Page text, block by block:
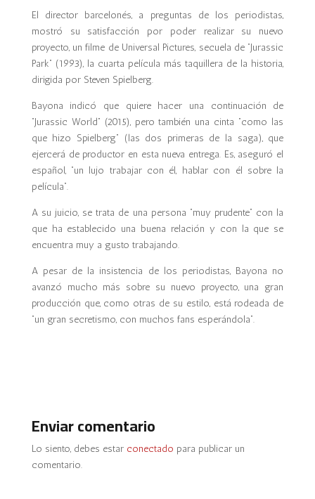
El director barcelonés, a preguntas de los periodistas,
mostró su satisfacción por poder realizar su nuevo
proyecto, un filme de Universal Pictures, secuela de “Jurassic
Park” (1993), la cuarta película más taquillera de la historia,
dirigida por Steven Spielberg.
Bayona indicó que quiere hacer una continuación de
“Jurassic World” (2015), pero también una cinta “como las
que hizo Spielberg” (las dos primeras de la saga), que
ejercerá de productor en esta nueva entrega. Es, aseguró el
español, “un lujo trabajar con él, hablar con él sobre la
película”.
A su juicio, se trata de una persona “muy prudente” con la
que ha establecido una buena relación y con la que se
encuentra muy a gusto trabajando.
A pesar de la insistencia de los periodistas, Bayona no
avanzó mucho más sobre su nuevo proyecto, una gran
producción que, como otras de su estilo, está rodeada de
“un gran secretismo, con muchos fans esperándola”.
Enviar comentario
Lo siento, debes estar conectado para publicar un
comentario.